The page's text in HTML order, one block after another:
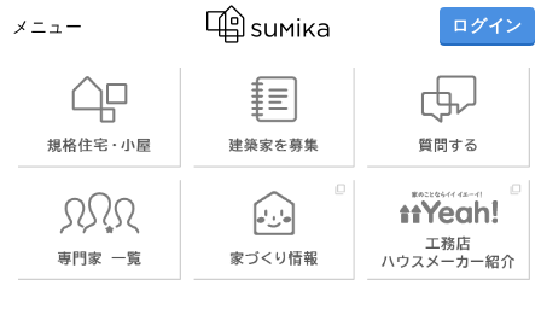
メニュー ログイン
もっと詳しく ご相談・見積り依頼